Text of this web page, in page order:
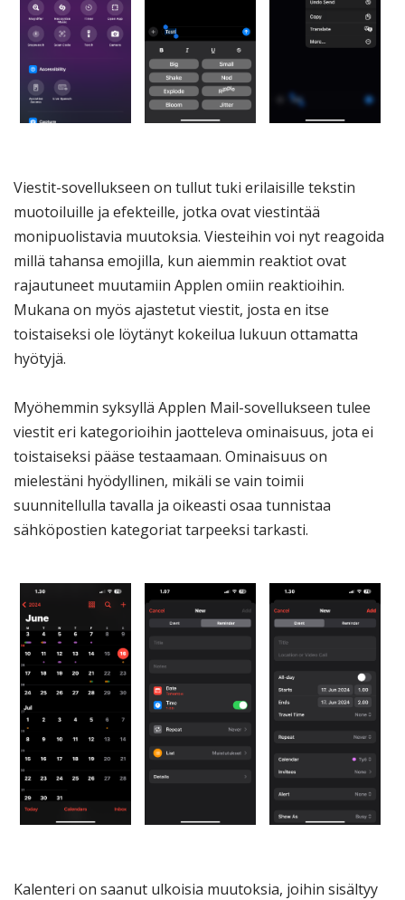
Viestit-sovellukseen on tullut tuki erilaisille tekstin
muotoiluille ja efekteille, jotka ovat viestintää
monipuolistavia muutoksia. Viesteihin voi nyt reagoida
millä tahansa emojilla, kun aiemmin reaktiot ovat
rajautuneet muutamiin Applen omiin reaktioihin.
Mukana on myös ajastetut viestit, josta en itse
toistaiseksi ole löytänyt kokeilua lukuun ottamatta
hyötyjä.
Myöhemmin syksyllä Applen Mail-sovellukseen tulee
viestit eri kategorioihin jaotteleva ominaisuus, jota ei
toistaiseksi pääse testaamaan. Ominaisuus on
mielestäni hyödyllinen, mikäli se vain toimii
suunnitellulla tavalla ja oikeasti osaa tunnistaa
sähköpostien kategoriat tarpeeksi tarkasti.
Kalenteri on saanut ulkoisia muutoksia, joihin sisältyy